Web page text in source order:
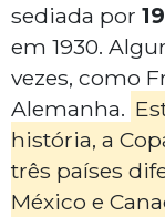
sediada por
em 1930.
vezes, como
Alemanha.
história, a
três países
México e